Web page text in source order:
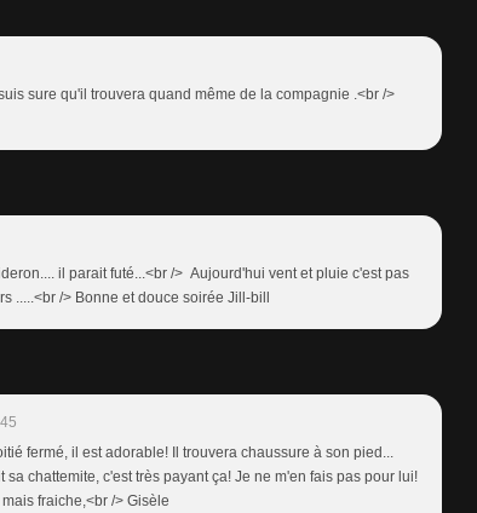
sure qu'il trouvera quand même de la compagnie .<br />
il parait futé...<br /> Aujourd'hui vent et pluie c'est pas
.....<br /> Bonne et douce soirée Jill-bill
fermé, il est adorable! Il trouvera chaussure à son pied...
chattemite, c'est très payant ça! Je ne m'en fais pas pour lui!
fraiche,<br /> Gisèle